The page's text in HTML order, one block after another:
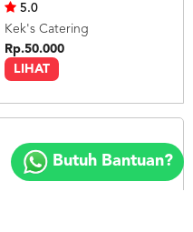
LIHAT
5.0
Kek's Catering
Rp.50.000
Butuh Bantuan?